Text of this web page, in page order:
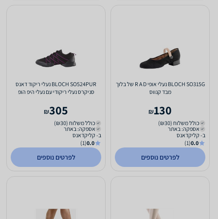
BLOCH SO315G נעלי אופי R A D של בלוך
מבד קנווס
130
₪
כולל משלוח (₪30)
אספקה: באתר
ב- קליקדאנס
0.0
(1)
לפרטים נוספים
BLOCH SO524PUR נעלי ריקוד דאנס
סניקרס נעלי ריקודי עם נעלי היפ הופ
305
₪
כולל משלוח (₪30)
אספקה: באתר
ב- קליקדאנס
0.0
(1)
לפרטים נוספים